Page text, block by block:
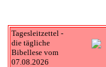
Tagesleitzettel -
die tägliche
Bibellese vom
07.08.2026